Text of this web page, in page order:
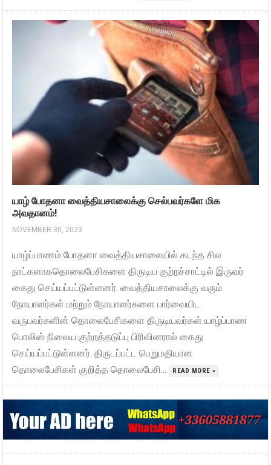
யாழ் போதனா வைத்தியசாலைக்கு செல்பவர்களே மிக
அவதானம்!
NOVEMBER 30, 2023
யாழ்ப்பாணம் போதனா வைத்தியசாலையில் கடந்த சில
நாட்களாகதொலைபேசிகளை திருடிய குற்றச்சாட்டில் இருவர்
கைது செய்யப்பட்டுள்ளனர். வைத்தியசாலைக்கு வரும்
நோயாளர்கள் மற்றும் நோயாளர்களை பார்வையிட
வருபவர்களின் தொலைபேசிகளை திருடியவர்கள் யாழ்ப்பாண
பொலிஸ் நிலைய குற்றத்தடுப்பு பிரிவினரால் கைது
செய்யப்பட்டுள்ளனர். திருடப்பட்ட பெறுமதியான
தொலைபேசிகள் குறித்த தொலைபேசி...
READ MORE »